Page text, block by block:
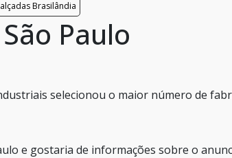
Brasilândia
Paulo
selecionou o maior número de
e gostaria de informações sobre o